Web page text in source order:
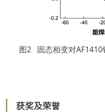
图2 固态相变对AF1410
获奖及荣誉